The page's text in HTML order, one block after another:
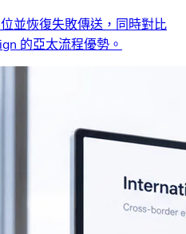
並恢復失敗傳送，同時對比
的亞太流程優勢。